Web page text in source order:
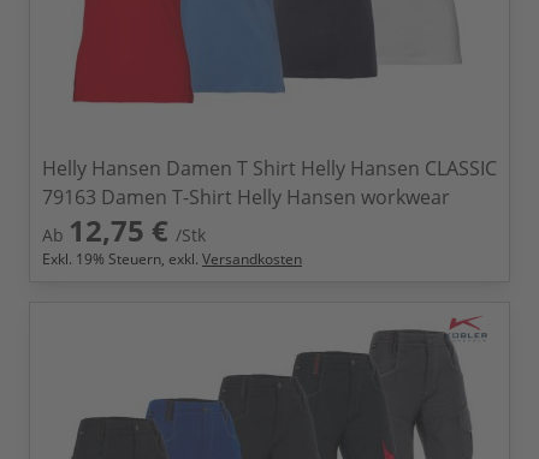
Helly Hansen Damen T Shirt Helly Hansen CLASSIC
79163 Damen T-Shirt Helly Hansen workwear
Ab 12,75 € /Stk
Exkl. 19% Steuern, exkl. Versandkosten